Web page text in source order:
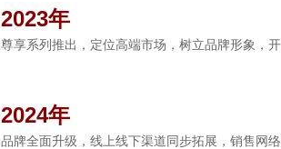
2023年
尊享系列推出，定位高端市场，树立品牌形象，
2024年
品牌全面升级，线上线下渠道同步拓展，销售网